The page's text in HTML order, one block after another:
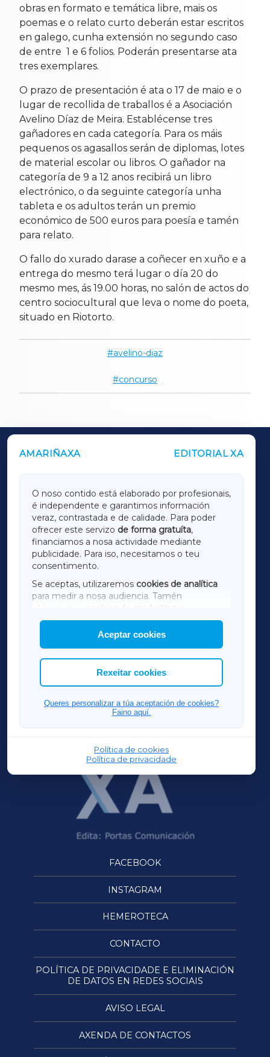
obras en formato e temática libre, mais os
poemas e o relato curto deberán estar escritos
en galego, cunha extensión no segundo caso
de entre 1 e 6 folios. Poderán presentarse ata
tres exemplares.
O prazo de presentación é ata o 17 de maio e o
lugar de recollida de traballos é a Asociación
Avelino Díaz de Meira. Establécense tres
gañadores en cada categoría. Para os máis
pequenos os agasallos serán de diplomas, lotes
de material escolar ou libros. O gañador na
categoría de 9 a 12 anos recibirá un libro
electrónico, o da seguinte categoría unha
tableta e os adultos terán un premio
económico de 500 euros para poesía e tamén
para relato.
O fallo do xurado darase a coñecer en xuño e a
entrega do mesmo terá lugar o día 20 do
mesmo mes, ás 19.00 horas, no salón de actos do
centro sociocultural que leva o nome do poeta,
situado en Riotorto.
avelino-diaz
concurso
AMARIÑAXA EDITORIAL XA
O noso contido está elaborado por profesionais,
é independente e garantimos información
veraz, contrastada e de calidade. Para poder
ofrecer este servizo de forma gratuíta,
financiamos a nosa actividade mediante
publicidade. Para iso, necesitamos o teu
consentimento.
Se aceptas, utilizaremos cookies de analítica
para medir a nosa audiencia. Tamén
utilizaremos
cookies de marketing
mostrar publicidade de terceiros.
Así mesmo, podes personalizar a elección das
cookies que desexas permitir.
Aceptar cookies
Rexeitar cookies
Queres personalizar a túa aceptación de cookies?
Faino aquí.
Política de cookies
Política de privacidade
OUTROS PERIÓDICOS
LUGOXA
TERRACHAXA
AMARIÑAXA
RIBEIRASACRAXA
ACORUÑAXA
FERROLXA
OURENSEXA
FACEBOOK
INSTAGRAM
HEMEROTECA
CONTACTO
POLÍTICA DE PRIVACIDADE E ELIMINACIÓN
DE DATOS EN REDES SOCIAIS
AVISO LEGAL
AXENDA DE CONTACTOS